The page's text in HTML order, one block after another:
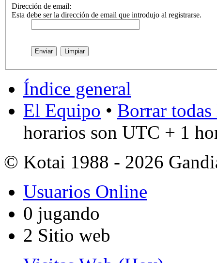
Dirección de email:
Esta debe ser la dirección de email que introdujo al registrarse.
Índice general
El Equipo • Borrar
horarios son UTC + 1
© Kotai 1988 - 2026
Usuarios Online
0 jugando
2 Sitio web